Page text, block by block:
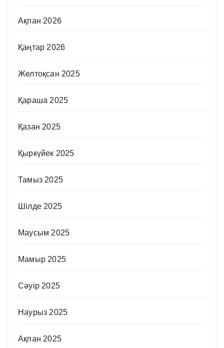
Ақпан 2026
Қаңтар 2026
Желтоқсан 2025
Қараша 2025
Қазан 2025
Қыркүйек 2025
Тамыз 2025
Шілде 2025
Маусым 2025
Мамыр 2025
Сәуір 2025
Наурыз 2025
Ақпан 2025